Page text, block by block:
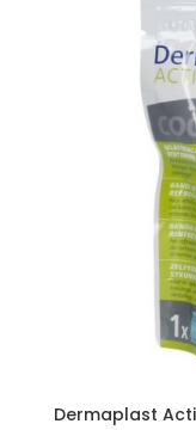
Dermaplast